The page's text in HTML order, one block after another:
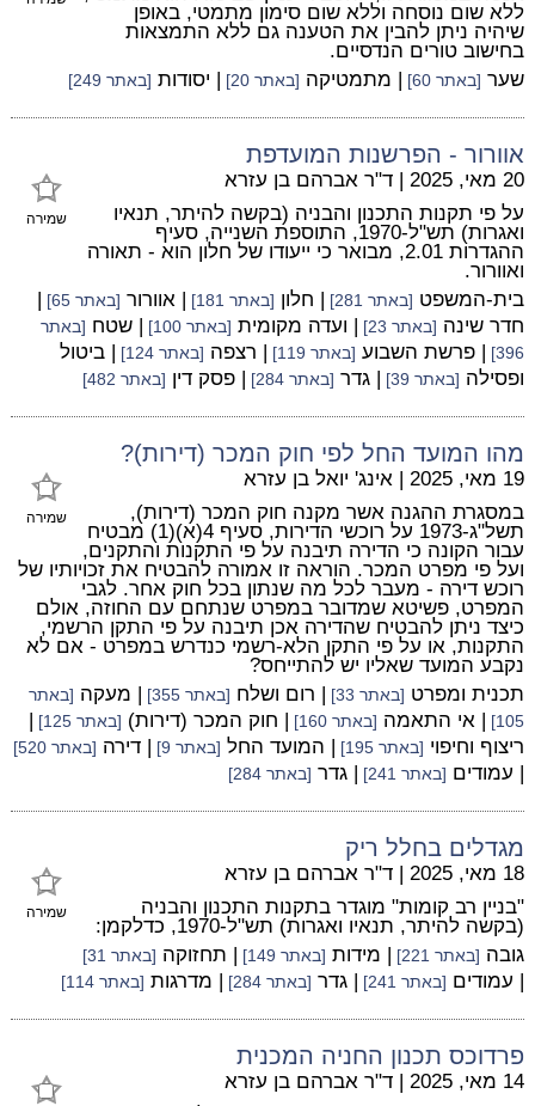
ללא שום נוסחה וללא שום סימון מתמטי, באופן
שיהיה ניתן להבין את הטענה גם ללא התמצאות
בחישוב טורים הנדסיים.
שער [באתר 60] | מתמטיקה [באתר 20] | יסודות [באתר 249]
אוורור - הפרשנות המועדפת
שמירה
20 מאי, 2025 | ד"ר אברהם בן עזרא
על פי תקנות התכנון והבניה (בקשה להיתר, תנאיו
ואגרות) תש"ל-1970, התוספת השנייה, סעיף
ההגדרות 2.01, מבואר כי ייעודו של חלון הוא - תאורה
ואוורור.
בית-המשפט [באתר 281] | חלון [באתר 181] | אוורור [באתר 65]
|
חדר שינה [באתר 23] | ועדה מקומית [באתר 100] | שטח [באתר
396]
| פרשת השבוע [באתר 119] | רצפה [באתר 124]
| ביטול
ופסילה [באתר 39] | גדר [באתר 284] | פסק דין [באתר 482]
מהו המועד החל לפי חוק המכר (דירות)?
שמירה
19 מאי, 2025 | אינג' יואל בן עזרא
במסגרת ההגנה אשר מקנה חוק המכר (דירות),
תשל"ג-1973 על רוכשי הדירות, סעיף 4(א)(1) מבטיח
עבור הקונה כי הדירה תיבנה על פי התקנות והתקנים,
ועל פי מפרט המכר. הוראה זו אמורה להבטיח את זכויותיו של
רוכש דירה - מעבר לכל מה שנתון בכל חוק אחר. לגבי
המפרט, פשיטא שמדובר במפרט שנתחם עם החוזה, אולם
כיצד ניתן להבטיח שהדירה אכן תיבנה על פי התקן הרשמי,
התקנות, או על פי התקן הלא-רשמי כנדרש במפרט - אם לא
נקבע המועד שאליו יש להתייחס?
תכנית ומפרט [באתר 33] | רום ושלח [באתר 355] | מעקה [באתר
105]
| אי התאמה [באתר 160] | חוק המכר (דירות) [באתר 125]
|
ריצוף וחיפוי [באתר 195] | המועד החל [באתר 9] | דירה [באתר 520]
| עמודים [באתר 241] | גדר [באתר 284]
מגדלים בחלל ריק
שמירה
18 מאי, 2025 | ד"ר אברהם בן עזרא
"בניין רב קומות" מוגדר בתקנות התכנון והבניה
(בקשה להיתר, תנאיו ואגרות) תש"ל-1970, כדלקמן:
גובה [באתר 221] | מידות [באתר 149] | תחזוקה [באתר 31]
| עמודים [באתר 241] | גדר [באתר 284] | מדרגות [באתר 114]
פרדוכס תכנון החניה המכנית
14 מאי, 2025 | ד"ר אברהם בן עזרא